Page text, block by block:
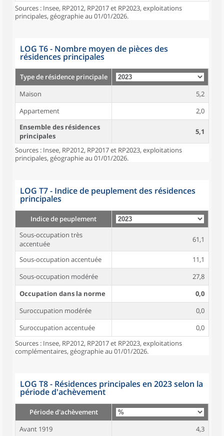
Sources : Insee, RP2012, RP2017 et RP2023, exploitations
principales, géographie au 01/01/2026.
LOG T6 - Nombre moyen de pièces des
résidences principales
Type de résidence principale
Maison
5,2
Appartement
2,0
Ensemble des résidences
principales
5,1
Sources : Insee, RP2012, RP2017 et RP2023, exploitations
principales, géographie au 01/01/2026.
LOG T7 - Indice de peuplement des résidences
principales
Indice de peuplement
Sous-occupation très
accentuée
61,1
Sous-occupation accentuée
11,1
Sous-occupation modérée
27,8
Occupation dans la norme
0,0
Suroccupation modérée
0,0
Suroccupation accentuée
0,0
Sources : Insee, RP2012, RP2017 et RP2023, exploitations
complémentaires, géographie au 01/01/2026.
LOG T8 - Résidences principales en 2023 selon la
période d'achèvement
Période d'achèvement
Avant 1919
4,3